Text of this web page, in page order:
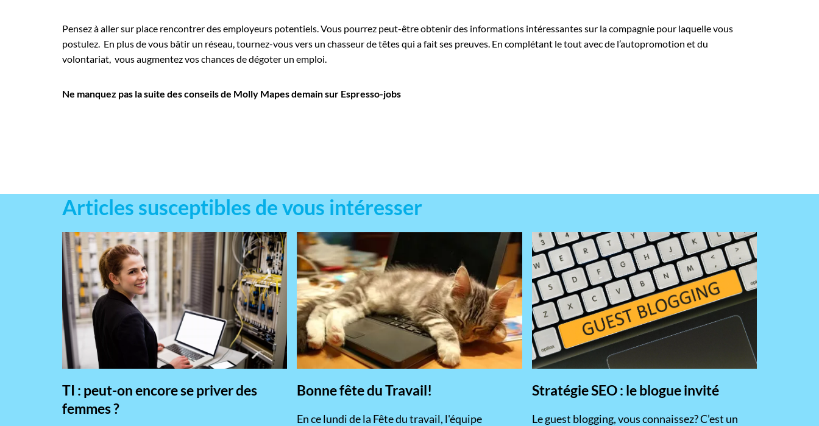
Pensez à aller sur place rencontrer des employeurs potentiels. Vous pourrez peut-être obtenir des informations intéressantes sur la compagnie pour laquelle vous
postulez. En plus de vous bâtir un réseau, tournez-vous vers un chasseur de têtes qui a fait ses preuves. En complétant le tout avec de l’autopromotion et du
volontariat, vous augmentez vos chances de dégoter un emploi.
Ne manquez pas la suite des conseils de Molly Mapes demain sur Espresso-jobs
Articles susceptibles de vous intéresser
TI : peut-on encore se priver des
femmes ?
Bonne fête du Travail!
En ce lundi de la Fête du travail, l'équipe
Stratégie SEO : le blogue invité
​Le guest blogging, vous connaissez? C’est un